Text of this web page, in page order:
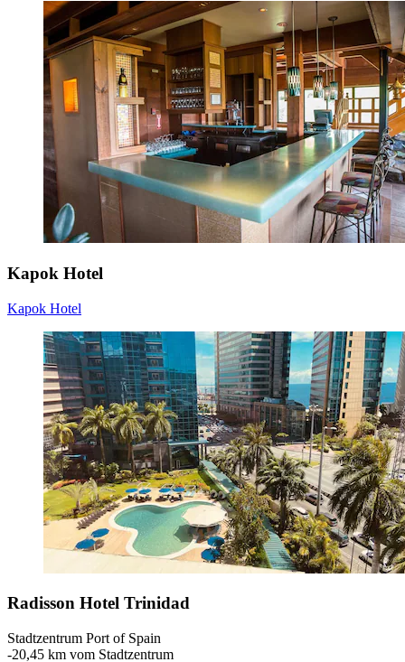
Kapok Hotel
Kapok Hotel
Radisson Hotel Trinidad
Stadtzentrum Port of Spain
‐20,45 km vom Stadtzentrum